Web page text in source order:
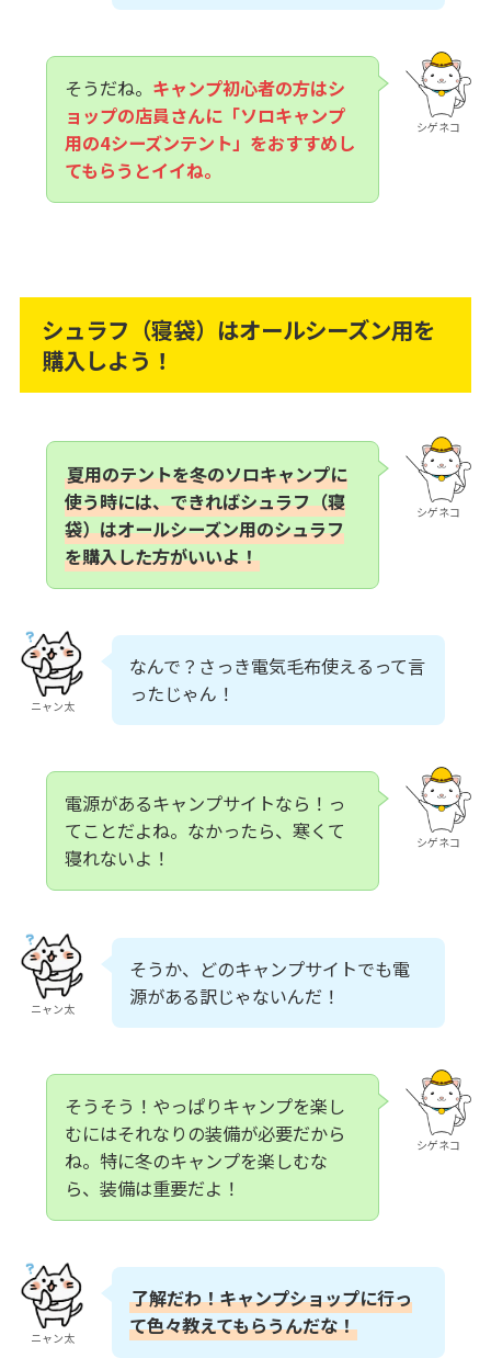
シゲネコ
そうだね。 キャンプ初心者の方はシ
ョップの店員さんに「ソロキャンプ
用の4シーズンテント」をおすすめし
てもらうとイイね。
シュラフ（寝袋）はオールシーズン用を
購入しよう！
シゲネコ
夏用のテントを冬のソロキャンプに
使う時には、できればシュラフ（寝
袋）はオールシーズン用のシュラフ
を購入した方がいいよ！
ニャン太
なんで？さっき電気毛布使えるって言
ったじゃん！
シゲネコ
電源があるキャンプサイトなら！っ
てことだよね。なかったら、寒くて
寝れないよ！
ニャン太
そうか、どのキャンプサイトでも電
源がある訳じゃないんだ！
シゲネコ
そうそう！やっぱりキャンプを楽し
むにはそれなりの装備が必要だから
ね。特に冬のキャンプを楽しむな
ら、装備は重要だよ！
ニャン太
了解だわ！キャンプショップに行っ
て色々教えてもらうんだな！